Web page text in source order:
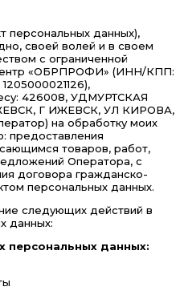
персональных данных),
своей волей и в своем
с ограниченной
«ОБРПРОФИ» (ИНН/КПП:
426008, УДМУРТСКАЯ
Г ИЖЕВСК, УЛ КИРОВА,
на обработку моих
предоставления
товаров, работ,
Оператора, с
договора гражданско-
персональных данных.
следующих действий в
данных:
персональных данных: